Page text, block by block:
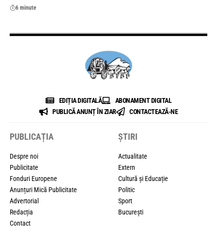
6 minute
EDIȚIA DIGITALĂ
ABONAMENT DIGITAL
PUBLICĂ ANUNȚ ÎN ZIAR
CONTACTEAZĂ-NE
PUBLICAȚIA
Despre noi
Publicitate
Fonduri Europene
Anunțuri Mică Publicitate
Advertorial
Redacția
Contact
ȘTIRI
Actualitate
Extern
Cultură și Educație
Politic
Sport
București